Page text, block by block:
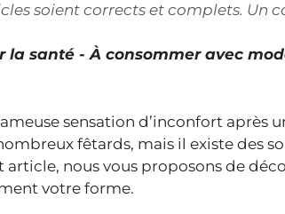
soient corrects et complets. Un
la santé - À consommer avec
sensation d’inconfort après
fêtards, mais il existe des
article, nous vous proposons de
votre forme.